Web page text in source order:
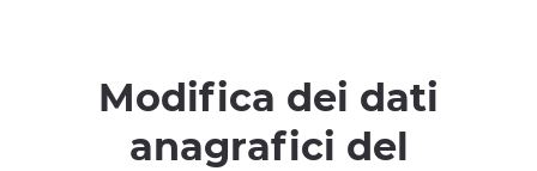
Modifica dei dati
anagrafici del